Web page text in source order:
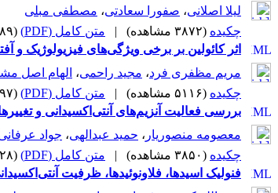
لیلا اصلانی، صفورا سعادتی، مصطفی مبلی
چکیده (۳۸۷۲ مشاهده) | متن کامل (PDF)
(۱۹۸۹ دریافت)
اثر کائولین بر برخی ویژگی‌های فیزیولوژیک و
مریم مظفری فرد، مجید راحمی، الهام اصل
چکیده (۵۱۱۶ مشاهده) | متن کامل (PDF)
(۳۰۹۷ دریافت)
بررسی فعالیت آنزیم‌های آنتی‌اکسیدانی و
معصومه منصوریار ، حمید عبدالهی، جواد
چکیده (۳۸۵۰ مشاهده) | متن کامل (PDF)
(۲۱۲۸ دریافت)
‌‌فنولیک اسیدها، فلاونوئیدها، ظرفیت